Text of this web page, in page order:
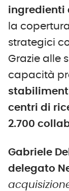
ingredienti
la
strategici
Grazie alle
capacità
centri di
2.700
Gabriele
delegato